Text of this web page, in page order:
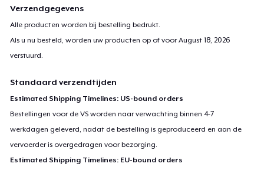
Verzendgegevens
Alle producten worden bij bestelling bedrukt.
Als u nu besteld, worden uw producten op of voorAugust 18, 2026
verstuurd.
Standaard verzendtijden
Estimated Shipping Timelines: US-bound orders
Bestellingen voor de VS worden naar verwachting binnen 4-7
werkdagen geleverd, nadat de bestelling is geproduceerd en aan de
vervoerder is overgedragen voor bezorging.
Estimated Shipping Timelines: EU-bound orders